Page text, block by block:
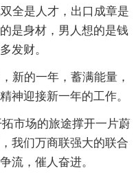
全是人才，出口成章是
是身材，男人想的是钱
发财。
新的一年，蓄满能量，
神迎接新一年的工作。
市场的旅途撑开一片蔚
我们万商联强大的联合
流，催人奋进。